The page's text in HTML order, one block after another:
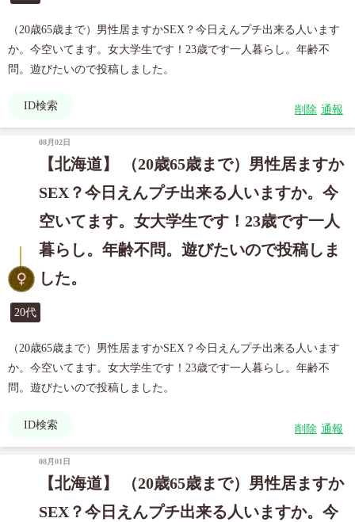
（20歳65歳まで）男性居ますかSEX？今日えんプチ出来る人います
か。今空いてます。女大学生です！23歳です一人暮らし。年齢不
問。遊びたいので投稿しました。
ID検索 削除 通報
08月02日
【北海道】 （20歳65歳まで）男性居ますか
SEX？今日えんプチ出来る人いますか。今
空いてます。女大学生です！23歳です一人
暮らし。年齢不問。遊びたいので投稿しま
した。
20代
（20歳65歳まで）男性居ますかSEX？今日えんプチ出来る人います
か。今空いてます。女大学生です！23歳です一人暮らし。年齢不
問。遊びたいので投稿しました。
ID検索 削除 通報
08月01日
【北海道】 （20歳65歳まで）男性居ますか
SEX？今日えんプチ出来る人いますか。今